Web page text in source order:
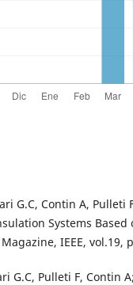
G.C, Contin A, Pulleti
Systems Based
IEEE, vol.19,
G.C, Pulleti F, Contin